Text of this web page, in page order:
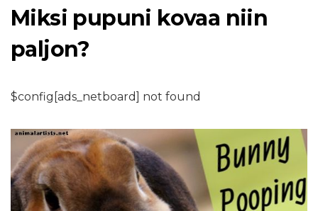
Miksi pupuni kovaa niin
paljon?
$config[ads_netboard] not found